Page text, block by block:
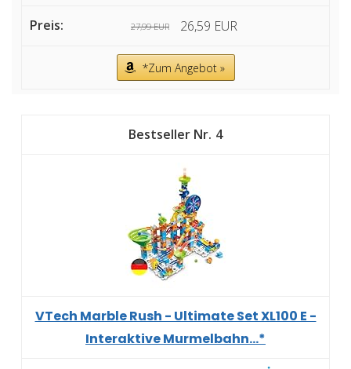
27,99 EUR 26,59 EUR
*Zum Angebot »
4
VTech Marble Rush - Ultimate Set XL100 E -
Interaktive Murmelbahn...*